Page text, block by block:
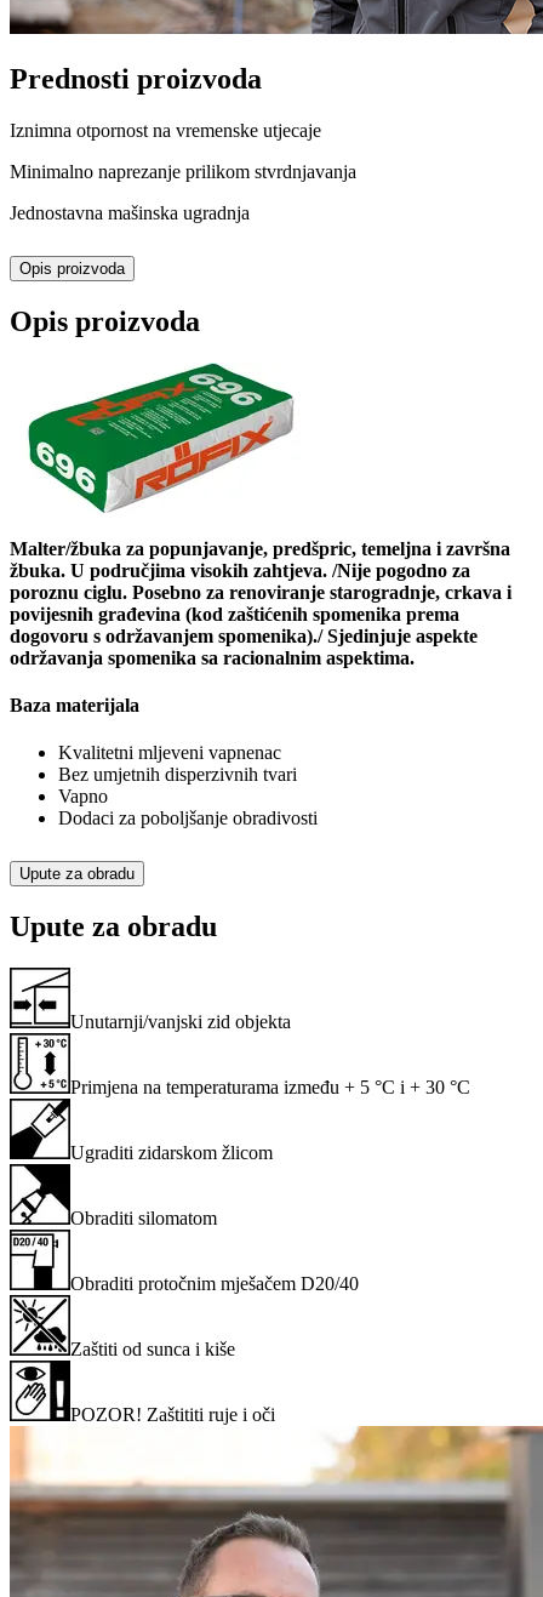
Prednosti proizvoda
Iznimna otpornost na vremenske utjecaje
Minimalno naprezanje prilikom stvrdnjavanja
Jednostavna mašinska ugradnja
Opis proizvoda
Opis proizvoda
Malter/žbuka za popunjavanje, predšpric, temeljna i završna
žbuka. U područjima visokih zahtjeva. /Nije pogodno za
poroznu ciglu. Posebno za renoviranje starogradnje, crkava i
povijesnih građevina (kod zaštićenih spomenika prema
dogovoru s održavanjem spomenika)./ Sjedinjuje aspekte
održavanja spomenika sa racionalnim aspektima.
Baza materijala
Kvalitetni mljeveni vapnenac
Bez umjetnih disperzivnih tvari
Vapno
Dodaci za poboljšanje obradivosti
Upute za obradu
Upute za obradu
Unutarnji/vanjski zid objekta
Primjena na temperaturama između + 5 °C i + 30 °C
Ugraditi zidarskom žlicom
Obraditi silomatom
Obraditi protočnim mješačem D20/40
Zaštiti od sunca i kiše
POZOR! Zaštititi ruje i oči